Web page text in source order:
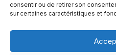
consentir ou de retirer son
sur certaines caractéristiques et
A
Me